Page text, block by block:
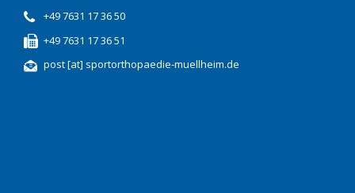
+49 7631 17 36 50
+49 7631 17 36 51
post [at] sportorthopaedie-muellheim.de